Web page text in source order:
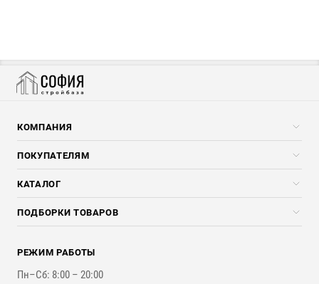
КОМПАНИЯ
Компания
Услуги
ПОКУПАТЕЛЯМ
Скидки стройкомпаниям
Доставка и разгрузка
Оплата и Возврат
Наши работы
КАТАЛОГ
Погонажные изделия
Брикеты, Дрова, Стружка
Стройматериалы
Инструменты
ПОДБОРКИ ТОВАРОВ
Для бутерброда стены
Для наружной отделки
РЕЖИМ РАБОТЫ
Пн–Сб: 8:00 – 20:00